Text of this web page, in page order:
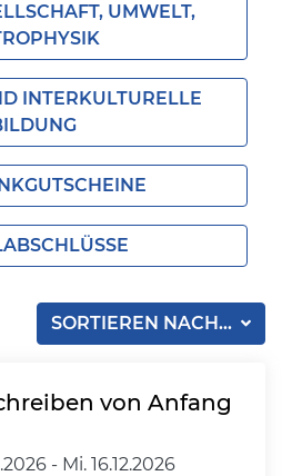
UMWELT,
INTERKULTURELLE
SORTIEREN NACH...
von Anfang
- Mi. 16.12.2026